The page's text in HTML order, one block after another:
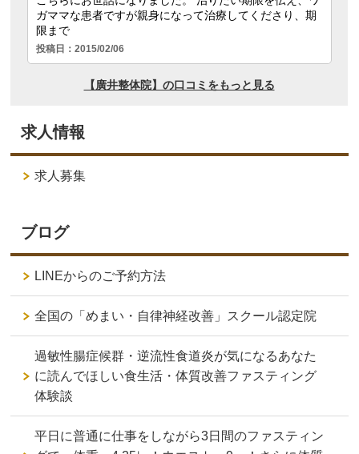
求人情報
求人募集
ブログ
LINEからのご予約方法
全国の「めまい・自律神経改善」スクール認定院
過敏性腸症候群・逆流性食道炎が気になるあなた
に読んでほしい食生活・体質改善ファスティング
体験談
平日に普通に仕事をしながら3日間のファスティン